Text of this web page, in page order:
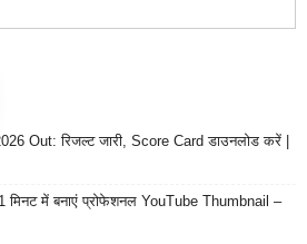
Out: रिजल्ट जारी, Score Card डाउनलोड करें |
में बनाएं प्रोफेशनल YouTube Thumbnail –